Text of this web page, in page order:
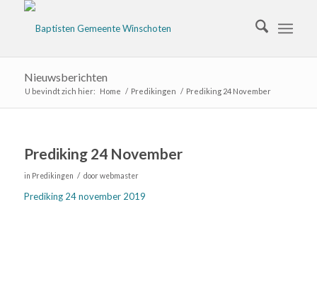
Nieuwsberichten
U bevindt zich hier: Home / Predikingen / Prediking 24 November
Prediking 24 November
in Predikingen / doorwebmaster
Prediking 24 november 2019